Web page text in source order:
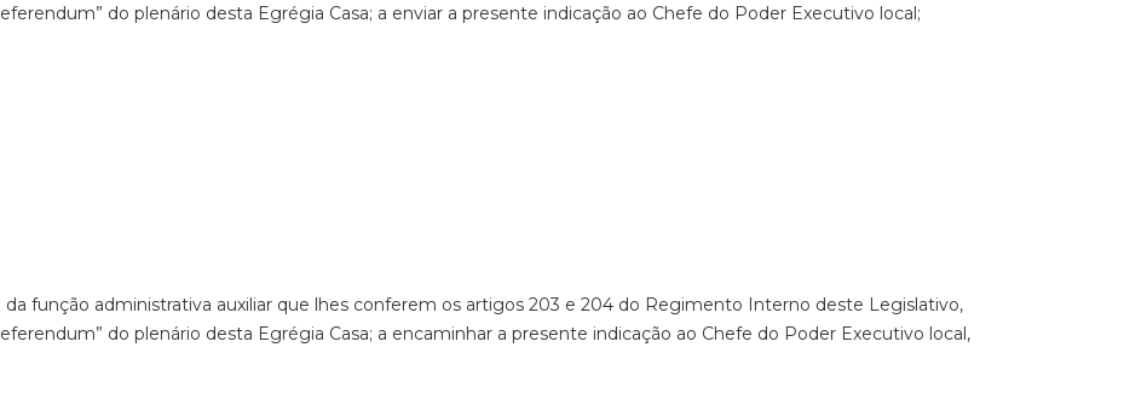
do plenário desta Egrégia Casa; a enviar a presente indicação ao Chefe do Poder Executivo local;
função administrativa auxiliar que lhes conferem os artigos 203 e 204 do Regimento Interno deste Legislativo,
do plenário desta Egrégia Casa; a encaminhar a presente indicação ao Chefe do Poder Executivo local,